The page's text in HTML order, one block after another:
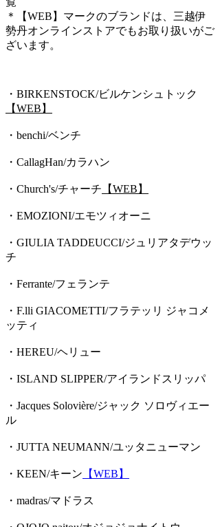
＊【WEB】マークのブランドは、三越伊
勢丹オンラインストアでもお取り扱いがご
ざいます。
・BIRKENSTOCK/ビルケンシュトック
【WEB】
・benchi/ベンチ
・CallagHan/カラハン
・Church's/チャーチ 【WEB】
・EMOZIONI/エモツィオーニ
・GIULIA TADDEUCCI/ジュリアタデウッ
チ
・Ferrante/フェランテ
・F.lli GIACOMETTI/フラテッリ ジャコメ
ッティ
・HEREU/ヘリュー
・ISLAND SLIPPER/アイランドスリッパ
・Jacques Solovière/ジャック ソロヴィエー
ル
・JUTTA NEUMANN/ユッタニューマン
・KEEN/キーン 【WEB】
・madras/マドラス